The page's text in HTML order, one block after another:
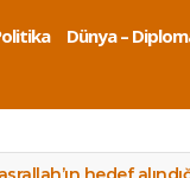
Dünya –